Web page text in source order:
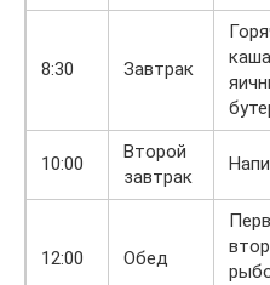
8:30 Завтрак
10:00
Второй
завтрак
12:00 Обед